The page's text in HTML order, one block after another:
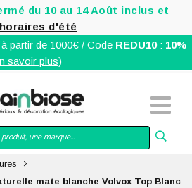
du 10 au 14 Août inclus et
horaires d'été
partir de 1000€ / Code REDU10: 10%
savoir plus)
mate blanche Volvox Top Blanc